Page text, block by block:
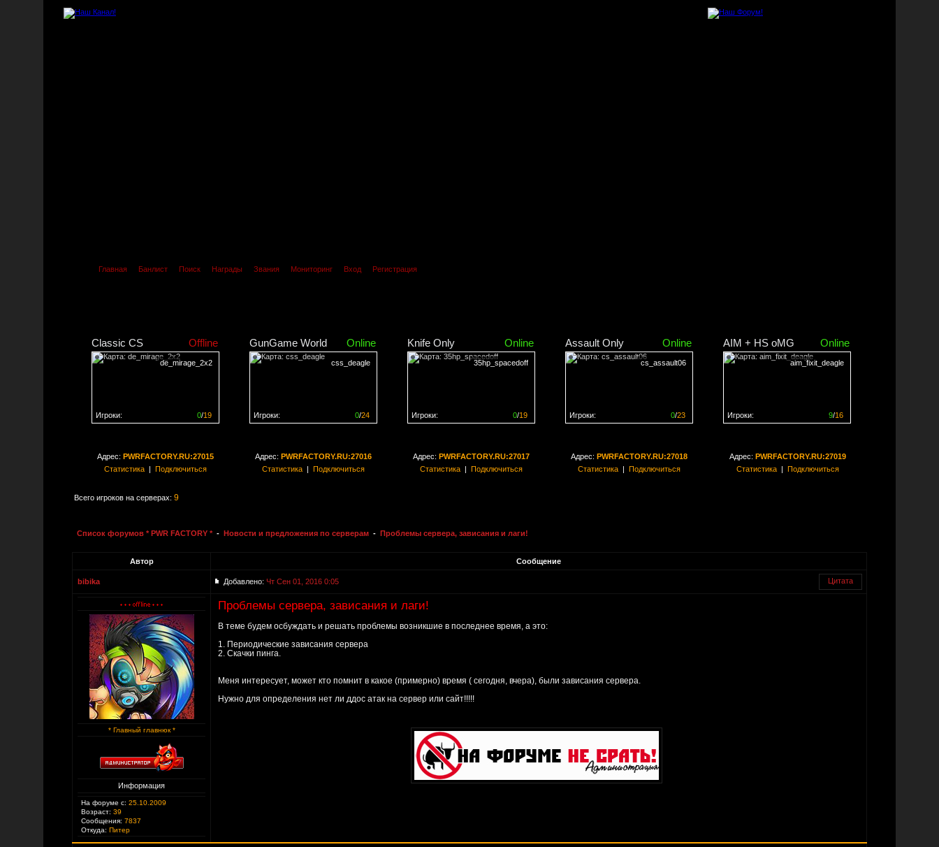
Главная Банлист Поиск Награды Звания Мониторинг Вход Регистрация
Classic CS Offline
de_mirage_2x2
0/19
Игроки:
GunGame World Online
css_deagle
0/24
Игроки:
Knife Only Online
35hp_spacedoff
0/19
Игроки:
Assault Only Online
cs_assault06
0/23
Игроки:
AIM + HS oMG Online
aim_fixit_deagle
9/16
Игроки:
Адрес: PWRFACTORY.RU:27015
Статистика| Подключиться
Адрес: PWRFACTORY.RU:27016
Статистика| Подключиться
Адрес: PWRFACTORY.RU:27017
Статистика| Подключиться
Адрес: PWRFACTORY.RU:27018
Статистика| Подключиться
Адрес: PWRFACTORY.RU:27019
Статистика| Подключиться
Всего игроков на серверах: 9
Список форумов * PWR FACTORY * - Новости и предложения по серверам - Проблемы сервера, зависания и лаги!
Автор Сообщение
bibika Добавлено: Чт Сен 01, 2016 0:05 Цитата
* Главный главнюк *
Информация
На форуме с: 25.10.2009
Возраст: 39
Сообщения: 7837
Откуда: Питер
Проблемы сервера, зависания и лаги!
В теме будем осбуждать и решать проблемы возникшие в последнее время, а это:
1. Периодические зависания сервера
2. Скачки пинга.
Меня интересует, может кто помнит в какое (примерно) время ( сегодня, вчера), были зависания сервера.
Нужно для определения нет ли ддос атак на сервер или сайт!!!!!